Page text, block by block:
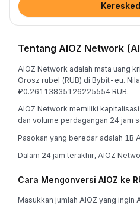
Tentang AIOZ Network
AIOZ Network adalah mata uang
Orosz rubel (RUB) di Bybit-eu.
₽0.26113835126225554 RUB.
AIOZ Network memiliki
dan volume perdagangan 24 jam
Pasokan yang beredar adalah 1B
Dalam 24 jam terakhir, AIOZ
Cara Mengonversi AIOZ ke
Masukkan jumlah AIOZ yang ingin